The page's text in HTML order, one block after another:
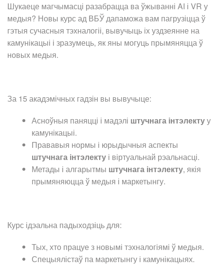
Шукаеце магчымасці разабрацца ва ўжыванні AI і VR у
медыя? Новы курс ад ВБЎ дапаможа вам пагрузіцца ў
гэтыя сучасныя тэхналогіі, вывучыць іх уздзеянне на
камунікацыі і зразумець, як яны могуць прымяняцца ў
новых медыя.
За 15 акадэмічных гадзін вы вывучыце:
Асноўныя паняцці і мадэлі штучнага інтэлектуу
камунікацыі.
Прававыя нормы і юрыдычныя аспекты
штучнага інтэлекту і віртуальнай рэальнасці.
Метады і алгарытмы штучнага інтэлекту, якія
прымяняюцца ў медыя і маркетынгу.
Курс ідэальна падыходзіць для:
Тых, хто працуе з новымі тэхналогіямі ў медыя.
Спецыялістаў па маркетынгу і камунікацыях.